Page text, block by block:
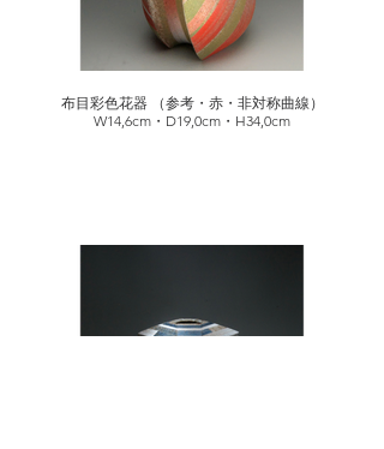
布目彩色花器 （参考・赤・非対称曲線）
W14,6cm・D19,0cm・H34,0cm